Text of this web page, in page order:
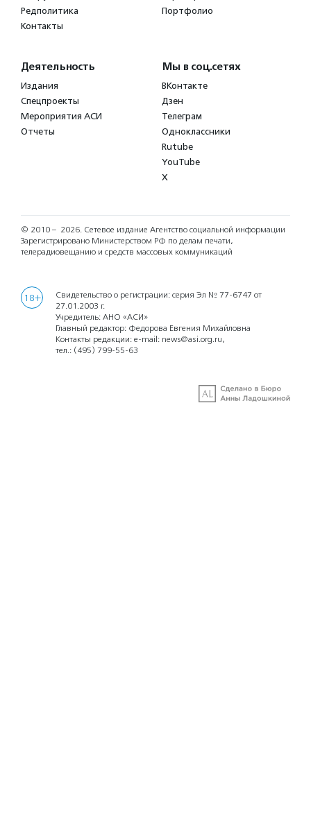
Редполитика
Контакты
Портфолио
Деятельность
Издания
Спецпроекты
Мероприятия АСИ
Отчеты
Мы в соц.сетях
ВКонтакте
Дзен
Телеграм
Одноклассники
Rutube
YouTube
X
© 2010 – 2026. Сетевое издание Агентство социальной информации
Зарегистрировано Министерством РФ по делам печати,
телерадиовещанию и средств массовых коммуникаций
18+
Свидетельство о регистрации: серия Эл № 77-6747 от
27.01.2003 г.
Учредитель: АНО «АСИ»
Главный редактор: Федорова Евгения Михайловна
Контакты редакции: e-mail: news@asi.org.ru,
тел.: (495) 799-55-63